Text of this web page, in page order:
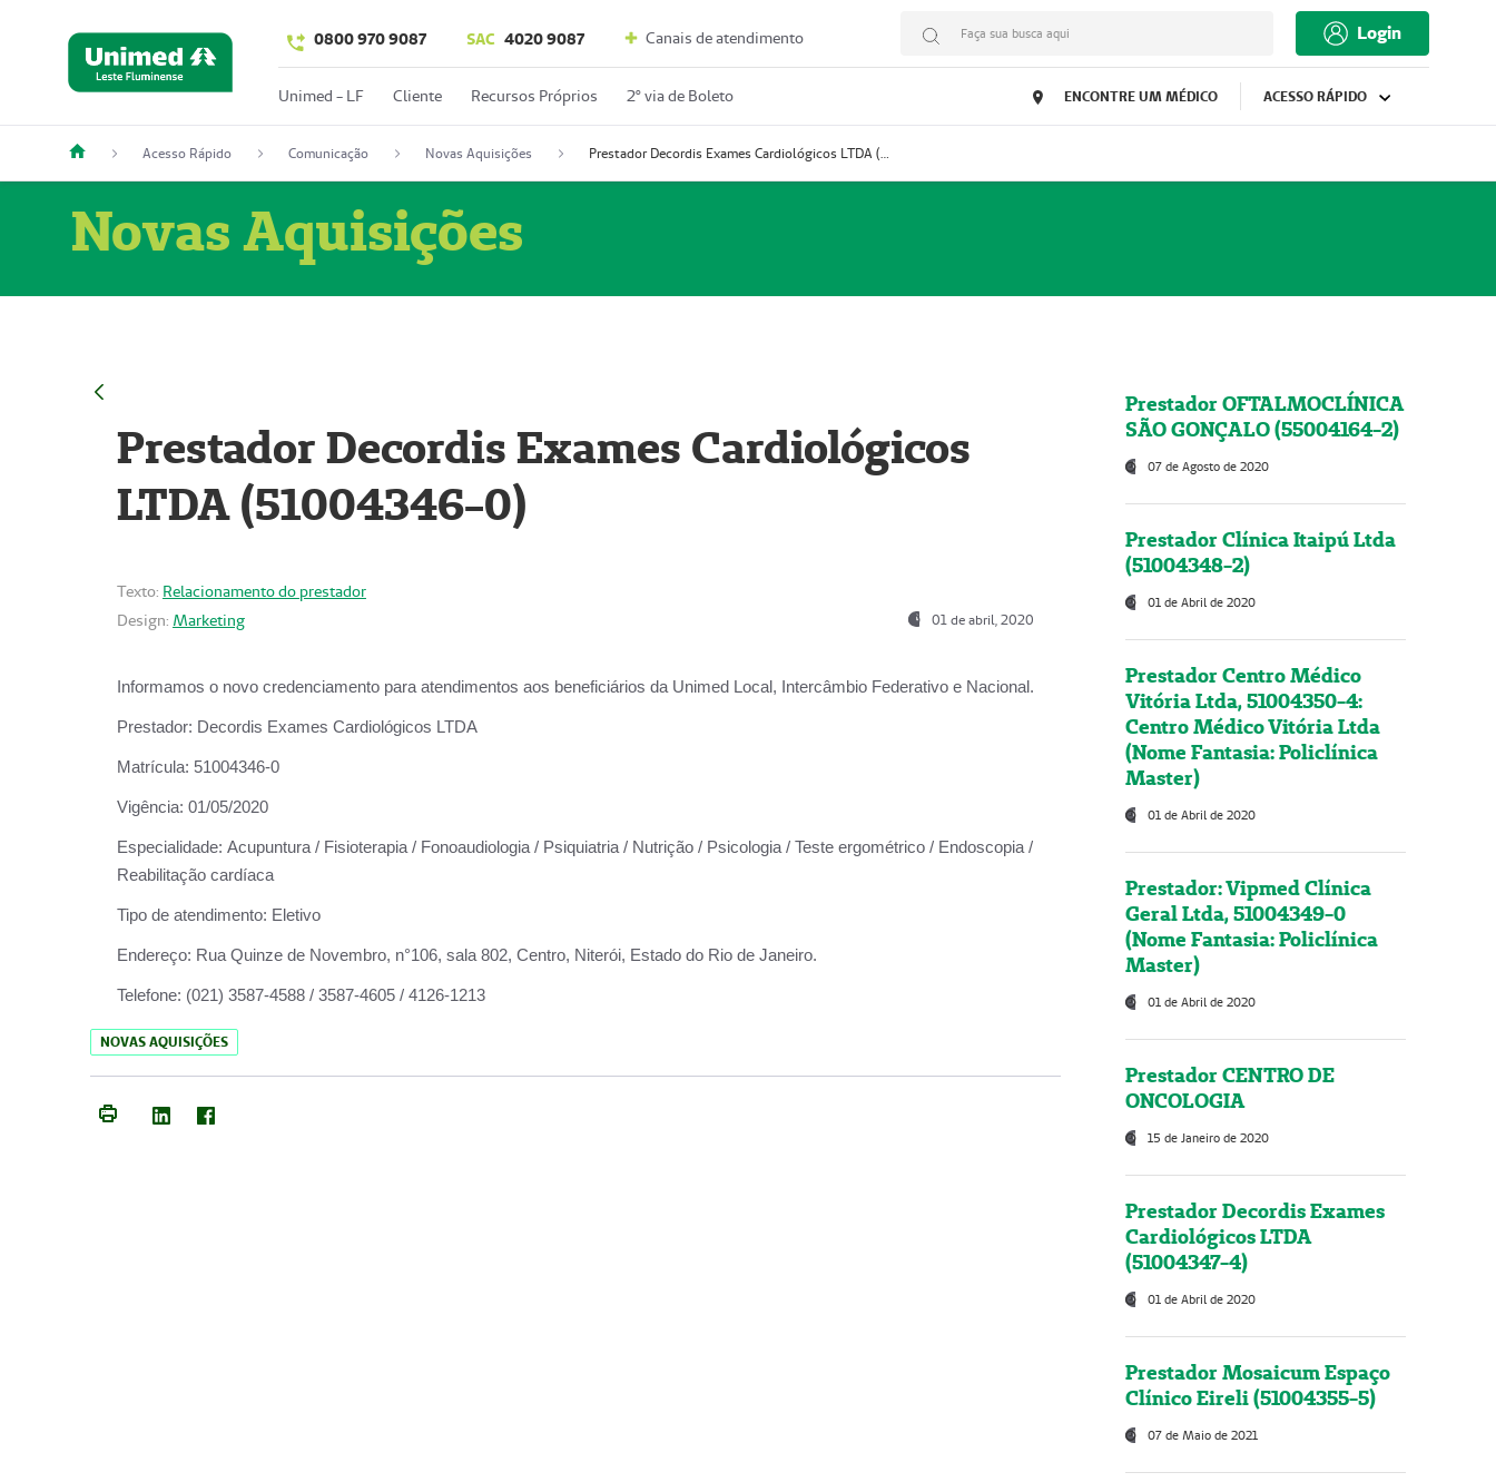
0800 970 9087 SAC 4020 9087 Canais de atendimento Faça sua busca aqui Login
Unimed - LF Cliente Recursos Próprios 2º via de Boleto ENCONTRE UM MÉDICO ACESSO RÁPIDO
Acesso Rápido Comunicação Novas Aquisições Prestador Decordis Exames Cardiológicos LTDA (51004346-0)
Novas Aquisições
Prestador Decordis Exames Cardiológicos
LTDA (51004346-0)
Texto: Relacionamento do prestador
Design: Marketing 01 de abril, 2020
Informamos o novo credenciamento para atendimentos aos beneficiários da Unimed Local, Intercâmbio Federativo e Nacional.
Prestador: Decordis Exames Cardiológicos LTDA
Matrícula: 51004346-0
Vigência: 01/05/2020
Especialidade: Acupuntura / Fisioterapia / Fonoaudiologia / Psiquiatria / Nutrição / Psicologia / Teste ergométrico / Endoscopia /
Reabilitação cardíaca
Tipo de atendimento: Eletivo
Endereço: Rua Quinze de Novembro, n°106, sala 802, Centro, Niterói, Estado do Rio de Janeiro.
Telefone: (021) 3587-4588 / 3587-4605 / 4126-1213
NOVAS AQUISIÇÕES
Prestador OFTALMOCLÍNICA
SÃO GONÇALO (55004164-2)
07 de Agosto de 2020
Prestador Clínica Itaipú Ltda
(51004348-2)
01 de Abril de 2020
Prestador Centro Médico
Vitória Ltda, 51004350-4:
Centro Médico Vitória Ltda
(Nome Fantasia: Policlínica
Master)
01 de Abril de 2020
Prestador: Vipmed Clínica
Geral Ltda, 51004349-0
(Nome Fantasia: Policlínica
Master)
01 de Abril de 2020
Prestador CENTRO DE
ONCOLOGIA
15 de Janeiro de 2020
Prestador Decordis Exames
Cardiológicos LTDA
(51004347-4)
01 de Abril de 2020
Prestador Mosaicum Espaço
Clínico Eireli (51004355-5)
07 de Maio de 2021